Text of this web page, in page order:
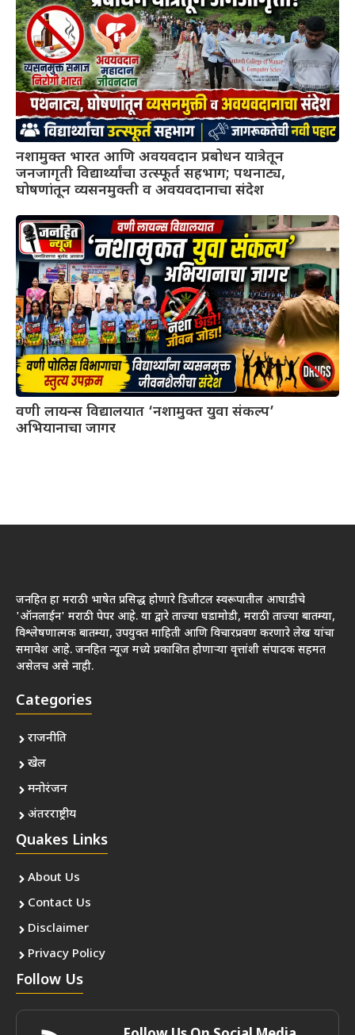
नशामुक्त भारत आणि अवयवदान प्रबोधन यात्रेतून
जनजागृती विद्यार्थ्यांचा उत्स्फूर्त सहभाग; पथनाट्य,
घोषणांतून व्यसनमुक्ती व अवयवदानाचा संदेश
वणी लायन्स विद्यालयात ‘नशामुक्त युवा संकल्प’
अभियानाचा जागर
जनहित हा मराठी भाषेत प्रसिद्ध होणारे डिजीटल स्वरूपातील आघाडीचे
'ऑनलाईन' मराठी पेपर आहे. या द्वारे ताज्या घडामोडी, मराठी ताज्या बातम्या,
विश्लेषणात्मक बातम्या, उपयुक्त माहिती आणि विचारप्रवण करणारे लेख यांचा
समावेश आहे. जनहित न्यूज मध्ये प्रकाशित होणाऱ्या वृत्तांशी संपादक सहमत
असेलच असे नाही.
Categories
राजनीति
खेल
मनोरंजन
अंतरराष्ट्रीय
Quakes Links
About Us
Contact Us
Disclaimer
Privacy Policy
Follow Us